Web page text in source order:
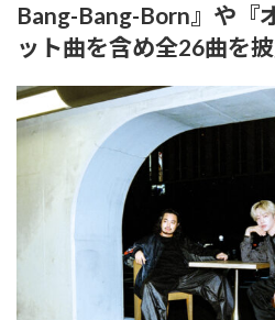
時
:
Bang-Bang-Born』や『
ット曲を含め全26曲を